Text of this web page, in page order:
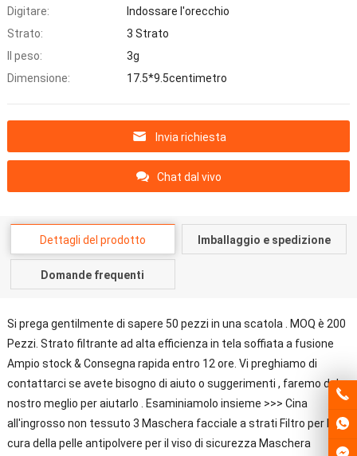
Digitare:
Indossare l'orecchio
Strato:
3 Strato
Il peso:
3g
Dimensione:
17.5*9.5centimetro
Invia richiesta
Chat dal vivo
Dettagli del prodotto Imballaggio e spedizione
Domande frequenti
Si prega gentilmente di sapere 50 pezzi in una scatola . MOQ è 200
Pezzi. Strato filtrante ad alta efficienza in tela soffiata a fusione
Ampio stock & Consegna rapida entro 12 ore. Vi preghiamo di
contattarci se avete bisogno di aiuto o suggerimenti , faremo del
nostro meglio per aiutarlo . Esaminiamolo insieme >>> Cina
all'ingrosso non tessuto 3 Maschera facciale a strati Filtro per la
cura della pelle antipolvere per il viso di sicurezza Maschera